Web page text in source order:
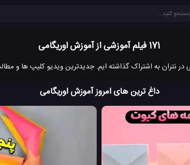
171 فیلم آموزشی از آموزش اوریگامی
داغ ترین های امروز آموزش اوریگامی